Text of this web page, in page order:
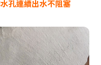
孔連續出水不阻塞